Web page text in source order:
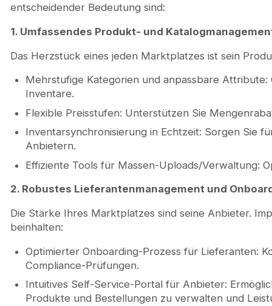
entscheidender Bedeutung sind:
1. Umfassendes Produkt- und
Das Herzstück eines jeden Marktplatzes ist sein
Mehrstufige Kategorien und anpassbare
Inventare.
Flexible Preisstufen: Unterstützen Sie
Inventarsynchronisierung in Echtzeit: Sorgen Sie
Anbietern.
Effiziente Tools für Massen-Uploads/Verwaltung:
2. Robustes Lieferantenmanagement und
Die Stärke Ihres Marktplatzes sind seine Anbieter.
beinhalten:
Optimierter Onboarding-Prozess für Lieferanten:
Compliance-Prüfungen.
Intuitives Self-Service-Portal für Anbieter:
Produkte und Bestellungen zu verwalten und